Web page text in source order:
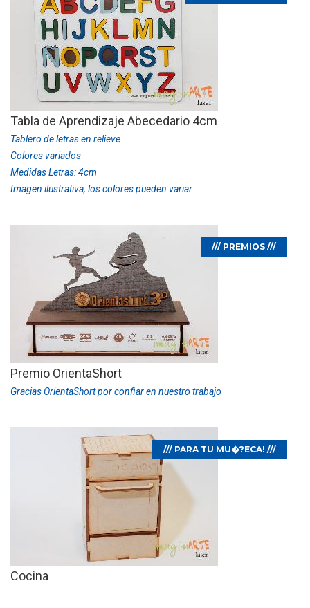
Tabla de Aprendizaje Abecedario 4cm
Tablero de letras en relieve
Colores variados
Medidas Letras: 4cm
Imagen ilustrativa, los colores pueden variar.
/// PREMIOS ///
Premio OrientaShort
Gracias OrientaShort por confiar en nuestro trabajo
/// PARA TU MU�?ECA! ///
Cocina